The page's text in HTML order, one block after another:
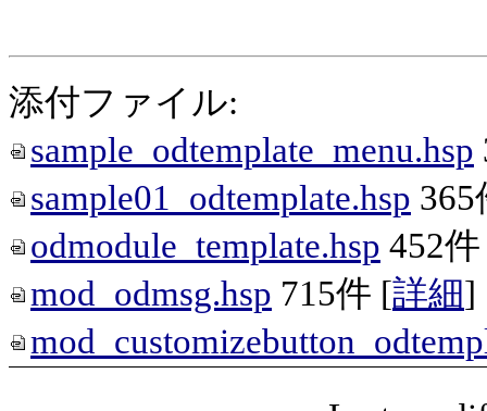
添付ファイル:
sample_odtemplate_menu.hsp
sample01_odtemplate.hsp 365
odmodule_template.hsp 452件
mod_odmsg.hsp 715件 [詳細]